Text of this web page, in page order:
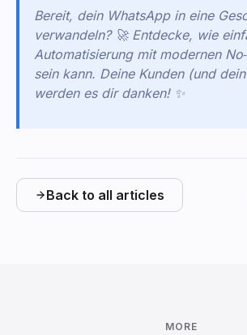
Bereit, dein WhatsApp in eine
verwandeln? 🚀 Entdecke, wie
Automatisierung mit modernen
sein kann. Deine Kunden (und
werden es dir danken! ✨
Back to all articles
MORE